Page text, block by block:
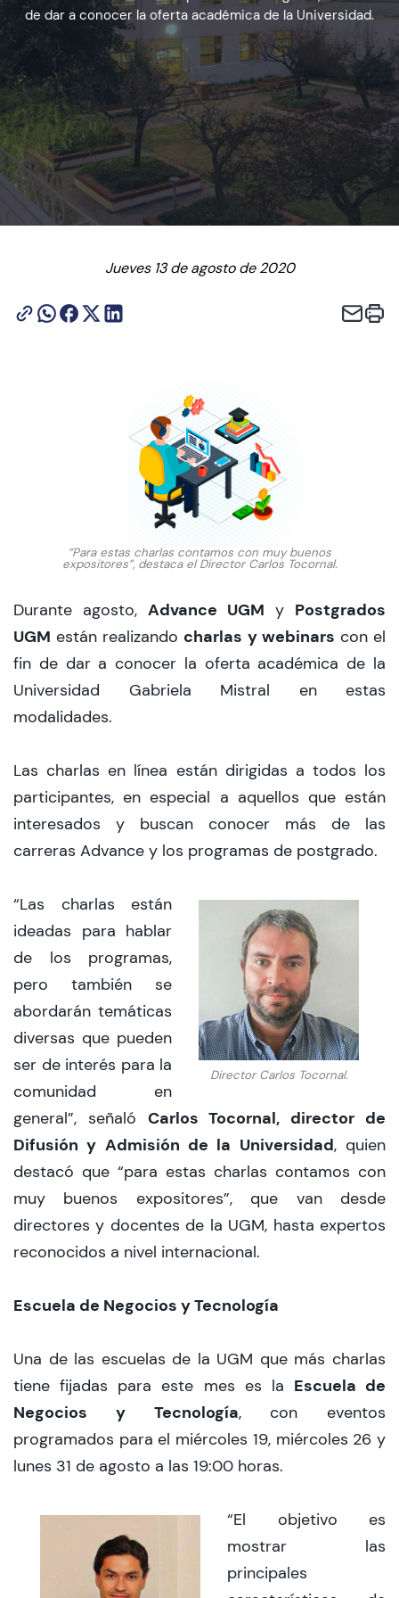
Admisión
Dirección de Desarrollo Estudiantil
Becas y Beneficios
Estudiantes
Biblioteca
Contacto y Horarios
modo claro
de dar a conocer la oferta académica de la Universidad.
Jueves 13 de agosto de 2020
“Para estas charlas contamos con muy buenos
expositores”, destaca el Director Carlos Tocornal.
Durante agosto, Advance UGM y Postgrados
UGM están realizando charlas y webinars con el
fin de dar a conocer la oferta académica de la
Universidad Gabriela Mistral en estas
modalidades.
Las charlas en línea están dirigidas a todos los
participantes, en especial a aquellos que están
interesados y buscan conocer más de las
carreras Advance y los programas de postgrado.
Director Carlos Tocornal.
“Las charlas están
ideadas para hablar
de los programas,
pero también se
abordarán temáticas
diversas que pueden
ser de interés para la
comunidad en
general”, señaló Carlos Tocornal, director de
Difusión y Admisión de la Universidad, quien
destacó que “para estas charlas contamos con
muy buenos expositores”, que van desde
directores y docentes de la UGM, hasta expertos
reconocidos a nivel internacional.
Escuela de Negocios y Tecnología
Una de las escuelas de la UGM que más charlas
tiene fijadas para este mes es la Escuela de
Negocios y Tecnología, con eventos
programados para el miércoles 19, miércoles 26 y
lunes 31 de agosto a las 19:00 horas.
“El objetivo es
mostrar las
principales